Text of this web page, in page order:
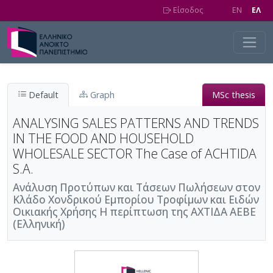
Είσοδος EN EΛ
Default Graph MSc thesis
ANALYSING SALES PATTERNS AND TRENDS
IN THE FOOD AND HOUSEHOLD
WHOLESALE SECTOR The Case of ACHTIDA
S.A.
Ανάλυση Προτύπων και Τάσεων Πωλήσεων στον
Κλάδο Χονδρικού Εμπορίου Τροφίμων και Ειδών
Οικιακής Χρήσης Η περίπτωση της ΑΧΤΙΔΑ ΑΕΒΕ
(Ελληνική)